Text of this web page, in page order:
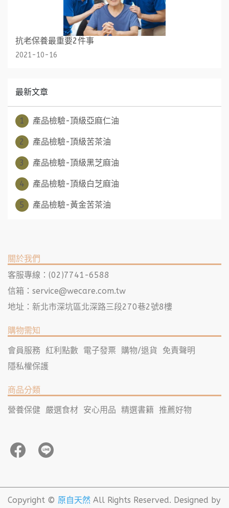
抗老保養最重要2件事
2021-10-16
最新文章
1 產品檢驗-頂級亞麻仁油
2 產品檢驗-頂級苦茶油
3 產品檢驗-頂級黑芝麻油
4 產品檢驗-頂級白芝麻油
5 產品檢驗-黃金苦茶油
關於我們
客服專線：(02)7741-6588
信箱： service@wecare.com.tw
地址：新北市深坑區北深路三段270巷2號8樓
購物需知
會員服務 紅利點數 電子發票 購物/退貨
免責聲明
隱私權保護
商品分類
營養保健 嚴選食材 安心用品 精選書籍 推薦好物
Copyright © 原自天然 All Rights Reserved. Designed by